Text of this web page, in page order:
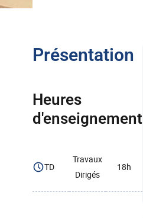
Présentation
Heures
d'enseignement
TD
Travaux
Dirigés
18h